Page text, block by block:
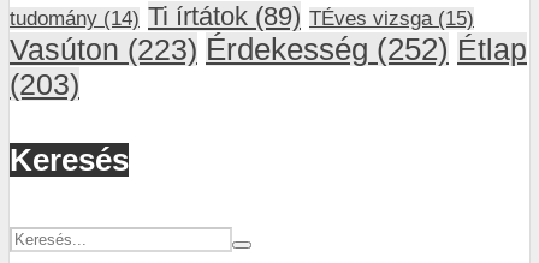
tudomány (14) Ti írtátok (89) TÉves vizsga(15)
Vasúton (223) Érdekesség (252) Étlap
(203)
Keresés